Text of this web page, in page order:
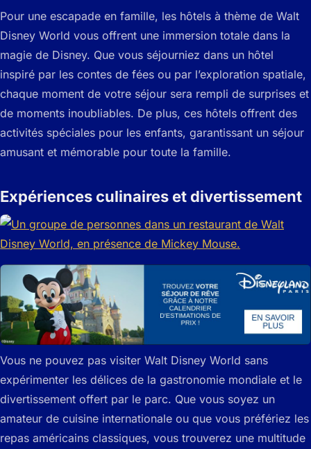
Pour une escapade en famille, les hôtels à thème de Walt
Disney World vous offrent une immersion totale dans la
magie de Disney. Que vous séjourniez dans un hôtel
inspiré par les contes de fées ou par l’exploration spatiale,
chaque moment de votre séjour sera rempli de surprises et
de moments inoubliables. De plus, ces hôtels offrent des
activités spéciales pour les enfants, garantissant un séjour
amusant et mémorable pour toute la famille.
Expériences culinaires et divertissement
Vous ne pouvez pas visiter Walt Disney World sans
expérimenter les délices de la gastronomie mondiale et le
divertissement offert par le parc. Que vous soyez un
amateur de cuisine internationale ou que vous préfériez les
repas américains classiques, vous trouverez une multitude